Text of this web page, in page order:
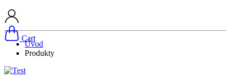
Cart
Úvod
Produkty